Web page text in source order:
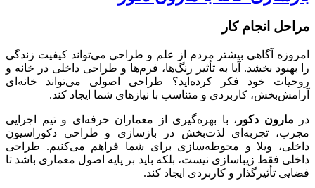
مراحل انجام کار
امروزه آگاهی بیشتر مردم از علم و طراحی می‌تواند کیفیت زندگی
را بهبود بخشد. آیا به تأثیر رنگ‌ها، فرم‌ها و طراحی داخلی در خانه و
روحیات خود فکر کرده‌اید؟ طراحی اصولی می‌تواند خانه‌ای
آرامش‌بخش، کاربردی و متناسب با نیازهای شما ایجاد کند.
در مارون دکور ، با بهره‌گیری از معماران حرفه‌ای و تیم اجرایی
مجرب، تجربه‌ای لذت‌بخش در بازسازی و طراحی دکوراسیون
داخلی، ویلا و محوطه‌سازی برای شما فراهم می‌کنیم. طراحی
داخلی فقط زیباسازی نیست، بلکه باید بر پایه اصول معماری باشد تا
فضایی تأثیرگذار و کاربردی ایجاد کند.